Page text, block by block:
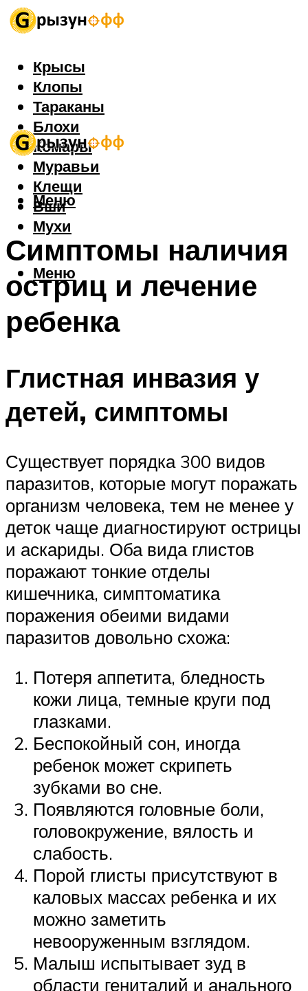
Крысы
Клопы
Тараканы
Блохи
Комары
Муравьи
Клещи
Вши
Мухи
Меню
Меню
Симптомы наличия
остриц и лечение
ребенка
Глистная инвазия у
детей, симптомы
Существует порядка 300 видов
паразитов, которые могут поражать
организм человека, тем не менее у
деток чаще диагностируют острицы
и аскариды. Оба вида глистов
поражают тонкие отделы
кишечника, симптоматика
поражения обеими видами
паразитов довольно схожа:
Потеря аппетита, бледность
кожи лица, темные круги под
глазками.
Беспокойный сон, иногда
ребенок может скрипеть
зубками во сне.
Появляются головные боли,
головокружение, вялость и
слабость.
Порой глисты присутствуют в
каловых массах ребенка и их
можно заметить
невооруженным взглядом.
Малыш испытывает зуд в
области гениталий и анального